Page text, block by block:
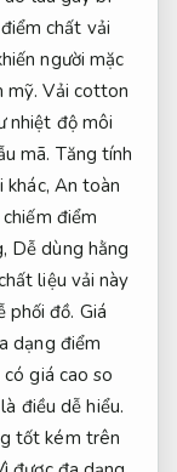
chất vải
người mặc
mỹ. Vải cotton
nhiệt độ môi
mã. Tăng tính
khác, An toàn
điểm
Dễ dùng hằng
liệu vải này
phối đồ. Giá
dạng điểm
giá cao so
điều dễ hiểu.
tốt kém trên